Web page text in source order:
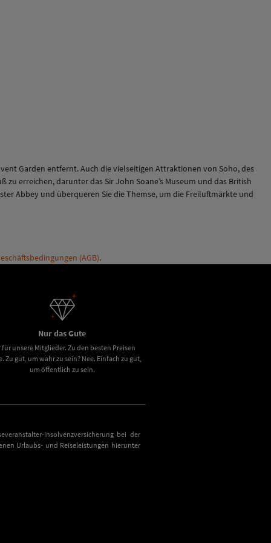
Garden entfernt. Auch die vielseitigen Attraktionen von Soho, des
erreichen, darunter das Sir John Soane’s Museum und das British
Abbey und überqueren Sie die Themse, um die Freiluftmärkte und
(AGB).
Nur das Gute
für unsere Mitglieder. Zu den besten Preisen
Zu gut, um wahr zu sein? Nee. Einfach zu gut,
um öffentlich zu sein.
Insolvenzversicherung bei der
Urlaubs- und Reiseleistungen hierunter